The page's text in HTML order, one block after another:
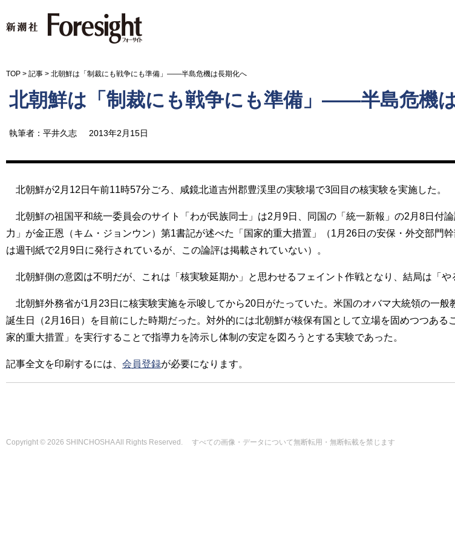
TOP > 記事 > 北朝鮮は「制裁にも戦争にも準備」――半島危機は長期化へ
北朝鮮は「制裁にも戦争にも準備」――半島危機
執筆者：平井久志 2013年2月15日
北朝鮮が2月12日午前11時57分ごろ、咸鏡北道吉州郡豊渓里の実験場で3回目の核実験を実施した。
北朝鮮の祖国平和統一委員会のサイト「わが民族同士」は2月9日、同国の「統一新報」の2月8日付
力」が金正恩（キム・ジョンウン）第1書記が述べた「国家的重大措置」（1月26日の安保・外交部門
は週刊紙で2月9日に発行されているが、この論評は掲載されていない）。
北朝鮮側の意図は不明だが、これは「核実験延期か」と思わせるフェイント作戦となり、結局は「
北朝鮮外務省が1月23日に核実験実施を示唆してから20日がたっていた。米国のオバマ大統領の一
誕生日（2月16日）を目前にした時期だった。対外的には北朝鮮が核保有国として立場を固めつつあ
家的重大措置」を実行することで指導力を誇示し体制の安定を図ろうとする実験であった。
記事全文を印刷するには、 会員登録が必要になります。
Copyright © 2026 SHINCHOSHA All Rights Reserved. すべての画像・データについて無断転用・無断転載を禁じます